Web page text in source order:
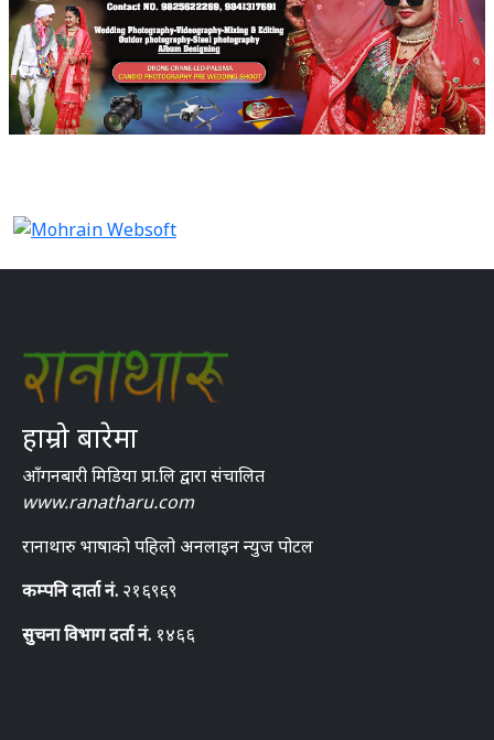
हाम्रो बारेमा
आँगनबारी मिडिया प्रा.लि द्वारा संचालित
www.ranatharu.com
रानाथारु भाषाको पहिलो अनलाइन न्युज पोटल
कम्पनि दार्ता नं. २१६९६९
सुचना विभाग दर्ता नं. १४६६